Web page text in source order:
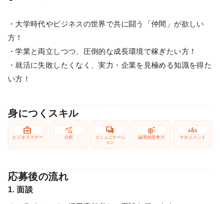
・大学時代やビジネスの世界で共に闘う「仲間」が欲しい
方！
・学業と両立しつつ、圧倒的な成長環境で稼ぎたい方！
・就活に失敗したくなく、実力・企業を見極める知識を得た
い方！
身につくスキル
business_center
ビジネスマナー
query_stats
分析
forum
コミュニケーシ
ョン
settings_suggest
論理的思考力
groups
マネジメント
応募後の流れ
1. 面談